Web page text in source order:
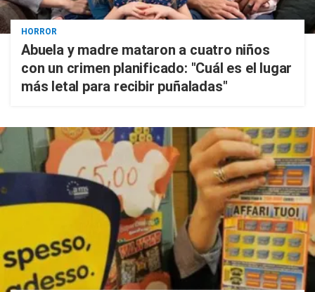
HORROR
Abuela y madre mataron a cuatro niños
con un crimen planificado: "Cuál es el lugar
más letal para recibir puñaladas"